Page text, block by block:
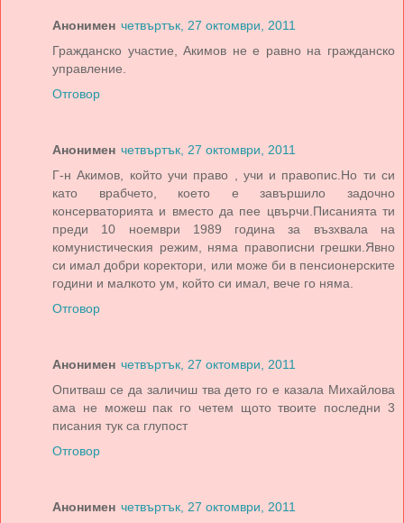
Анонимен четвъртък, 27 октомври, 2011
Гражданско участие, Акимов не е равно на гражданско
управление.
Отговор
Анонимен четвъртък, 27 октомври, 2011
Г-н Акимов, който учи право , учи и правопис.Но ти си
като врабчето, което е завършило задочно
консерваторията и вместо да пее цвърчи.Писанията ти
преди 10 ноември 1989 година за възхвала на
комунистическия режим, няма правописни грешки.Явно
си имал добри коректори, или може би в пенсионерските
години и малкото ум, който си имал, вече го няма.
Отговор
Анонимен четвъртък, 27 октомври, 2011
Опитваш се да заличиш тва дето го е казала Михайлова
ама не можеш пак го четем щото твоите последни 3
писания тук са глупост
Отговор
Анонимен четвъртък, 27 октомври, 2011